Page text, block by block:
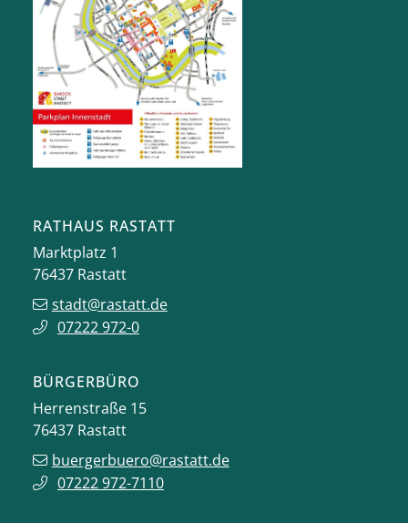
RATHAUS RASTATT
Marktplatz 1
76437 Rastatt
stadt@rastatt.de
07222 972-0
BÜRGERBÜRO
Herrenstraße 15
76437 Rastatt
buergerbuero@rastatt.de
07222 972-7110